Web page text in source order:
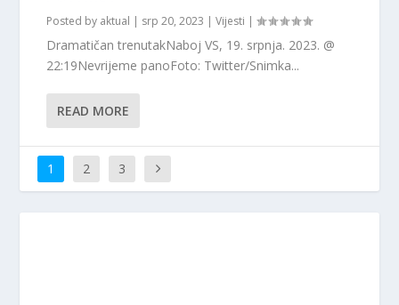
Posted by aktual | srp 20, 2023 |Vijesti |
Dramatičan trenutakNaboj VS, 19. srpnja. 2023. @
22:19Nevrijeme panoFoto: Twitter/Snimka...
READ MORE
1 2 3